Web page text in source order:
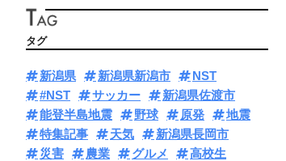
タグ
新潟県 新潟県新潟市
NST
#NST
サッカー
新潟県佐渡市
能登半島地震
野球 原発
地震
特集記事
天気
新潟県長岡市
災害
農業 グルメ
高校生